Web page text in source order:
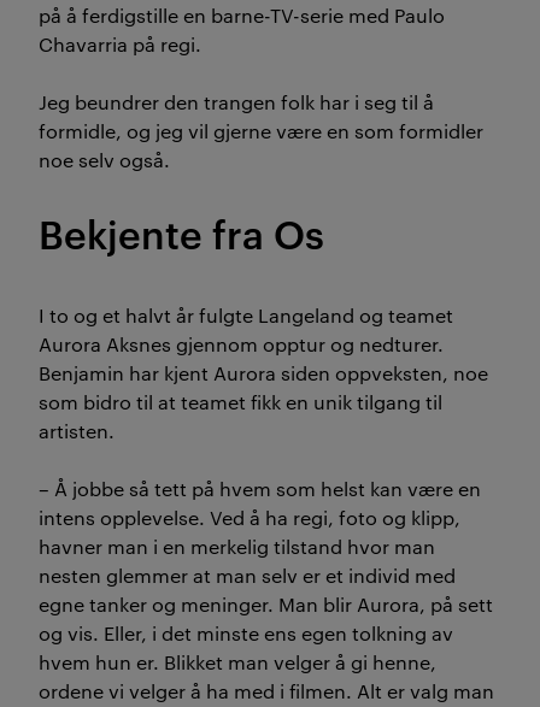
på å ferdigstille en barne-TV-serie med Paulo
Chavarria på regi.
Jeg beundrer den trangen folk har i seg til å
formidle, og jeg vil gjerne være en som formidler
noe selv også.
Bekjente fra Os
I to og et halvt år fulgte Langeland og teamet
Aurora Aksnes gjennom opptur og nedturer.
Benjamin har kjent Aurora siden oppveksten, noe
som bidro til at teamet fikk en unik tilgang til
artisten.
– Å jobbe så tett på hvem som helst kan være en
intens opplevelse. Ved å ha regi, foto og klipp,
havner man i en merkelig tilstand hvor man
nesten glemmer at man selv er et individ med
egne tanker og meninger. Man blir Aurora, på sett
og vis. Eller, i det minste ens egen tolkning av
hvem hun er. Blikket man velger å gi henne,
ordene vi velger å ha med i filmen. Alt er valg man